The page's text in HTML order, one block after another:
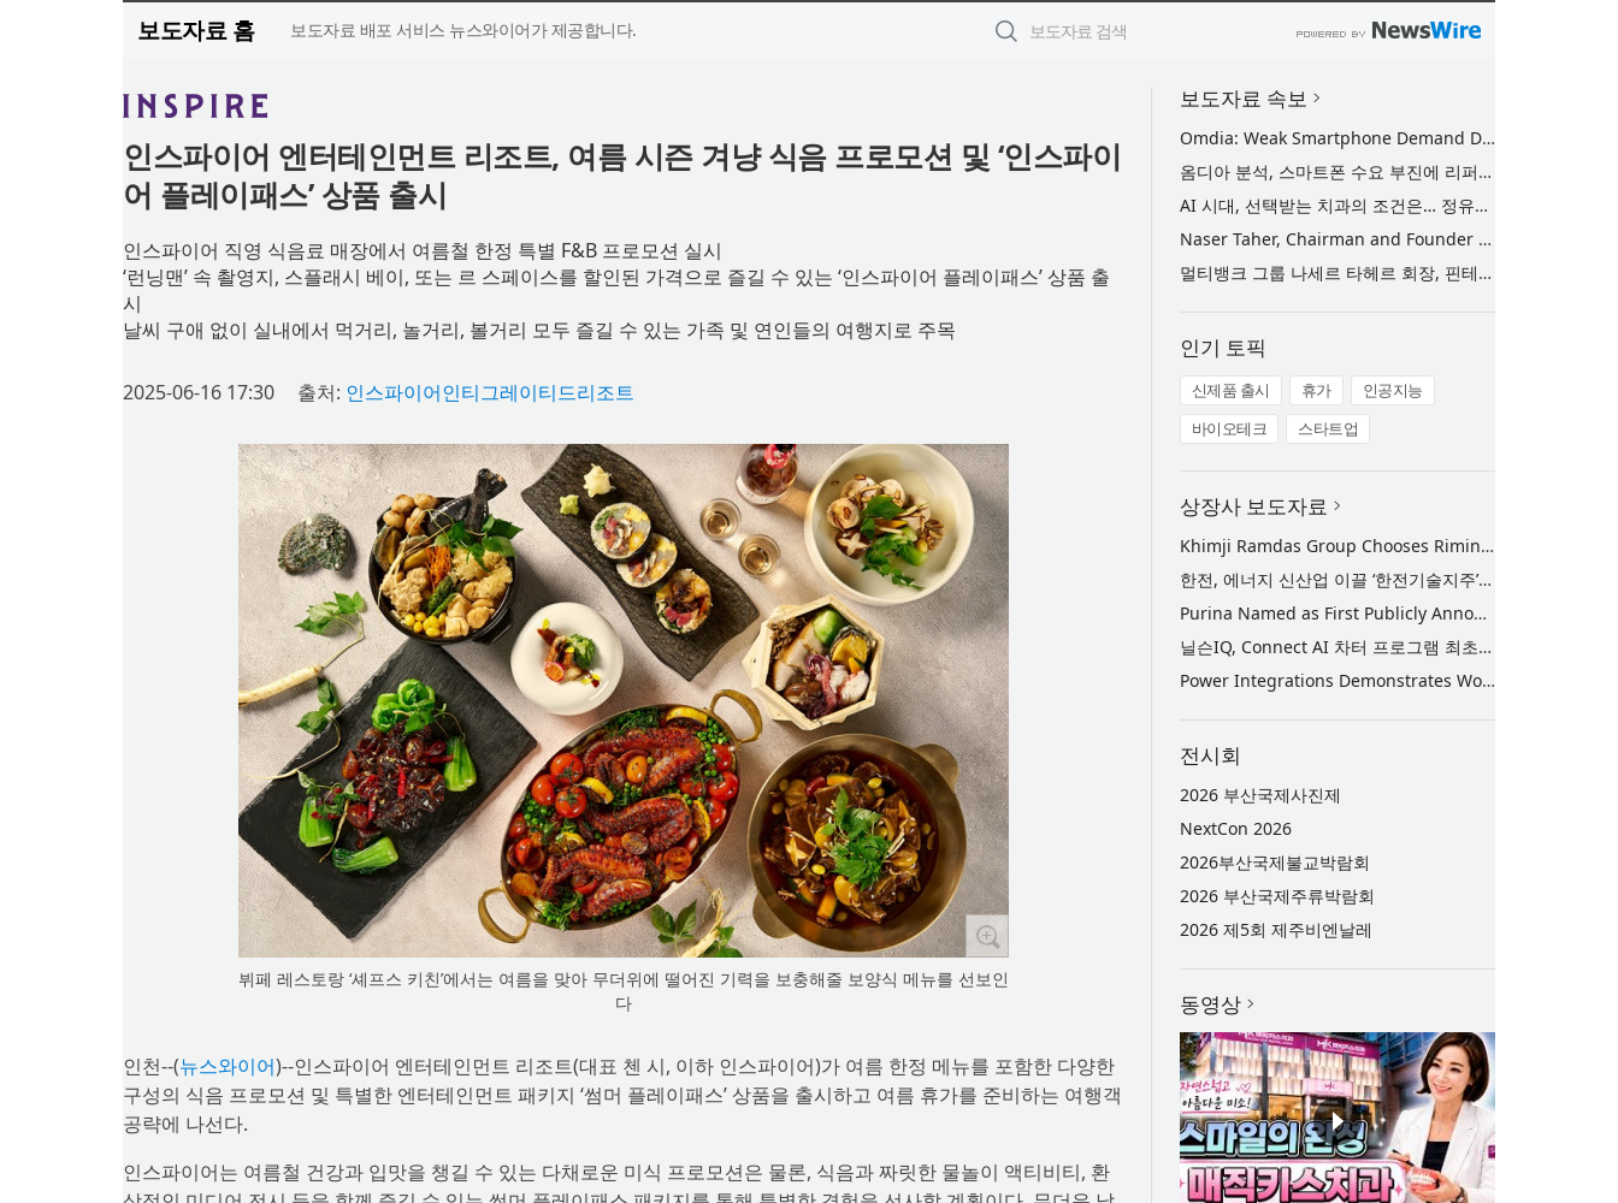
보도자료 홈 보도자료 배포 서비스 뉴스와이어가 제공합니다.
인스파이어 엔터테인먼트 리조트, 여름 시즌 겨냥 식음 프로모션 및 ‘인스파이
어 플레이패스’ 상품 출시
인스파이어 직영 식음료 매장에서 여름철 한정 특별 F&B 프로모션 실시
‘런닝맨’ 속 촬영지, 스플래시 베이, 또는 르 스페이스를 할인된 가격으로 즐길 수 있는 ‘인스파이어 플레이패스’ 상품 출
시
날씨 구애 없이 실내에서 먹거리, 놀거리, 볼거리 모두 즐길 수 있는 가족 및 연인들의 여행지로 주목
2025-06-16 17:30 출처: 인스파이어인티그레이티드리조트
뷔페 레스토랑 ‘셰프스 키친’에서는 여름을 맞아 무더위에 떨어진 기력을 보충해줄 보양식 메뉴를 선보인
다
인천--(뉴스와이어)--인스파이어 엔터테인먼트 리조트(대표 첸 시, 이하 인스파이어)가 여름 한정 메뉴를 포함한 다양한
구성의 식음 프로모션 및 특별한 엔터테인먼트 패키지 ‘썸머 플레이패스’ 상품을 출시하고 여름 휴가를 준비하는 여행객
공략에 나선다.
인스파이어는 여름철 건강과 입맛을 챙길 수 있는 다채로운 미식 프로모션은 물론, 식음과 짜릿한 물놀이 액티비티, 환
보도자료 속보
Omdia: Weak Smartphone Demand Drives Record Growth in Display Shipments to Refurbished Phone Market
옴디아 분석, 스마트폰 수요 부진에 리퍼비시 폰 디스플레이 출하량 사상 최대 기록
AI 시대, 선택받는 치과의 조건은… 정유미 원장 ‘Mini MBA for Dentists’ 단독 특강 개최
Naser Taher, Chairman and Founder of MultiBank Group, Honored by H.H. Sheikh Nahyan bin Mubarak Al Nahyan with the Golden Excellence Award for FinTech, Digital Asset and Blockchain Excellence
멀티뱅크 그룹 나세르 타헤르 회장, 핀테크·디지털 자산·블록체인 부문 ‘골든 엑설런스상’ 수상
인기 토픽
신제품 출시 휴가
인공지능
바이오테크
스타트업
상장사 보도자료
Khimji Ramdas Group Chooses Rimini Street to Reduce SAP Support Costs, Protect 700+ Customizations and Reinvest Savings in Innovation
한전, 에너지 신산업 이끌 ‘한전기술지주’ 공식 출범
Purina Named as First Publicly Announced NIQ ConnectAI Charter Client
닐슨IQ, Connect AI 차터 프로그램 최초 고객사 ‘퓨리나’ 선정
Power Integrations Demonstrates World’s First 2200 V GaN Technology for Next-Era High-Voltage Power Systems
전시회
2026 부산국제사진제
NextCon 2026
2026부산국제불교박람회
2026 부산국제주류박람회
2026 제5회 제주비엔날레
동영상